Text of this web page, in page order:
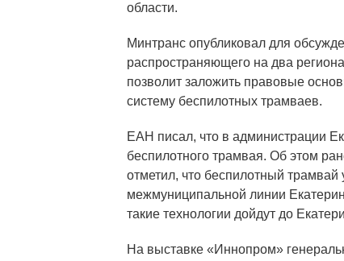
области.
Минтранс опубликовал для
распространяющего на два
позволит заложить правовые
систему беспилотных трамваев.
ЕАН писал, что в администрации
беспилотного трамвая. Об этом
отметил, что беспилотный
межмуниципальной линии
такие технологии дойдут до
На выставке «Иннопром»